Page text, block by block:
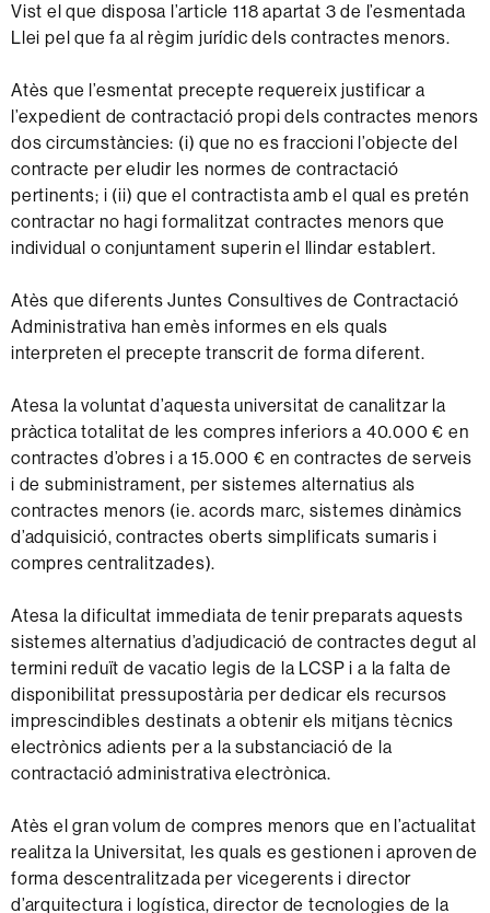
Vist el que disposa l’article 118 apartat 3 de l’esmentada
Llei pel que fa al règim jurídic dels contractes menors.
Atès que l’esmentat precepte requereix justificar a
l’expedient de contractació propi dels contractes menors
dos circumstàncies: (i) que no es fraccioni l’objecte del
contracte per eludir les normes de contractació
pertinents; i (ii) que el contractista amb el qual es pretén
contractar no hagi formalitzat contractes menors que
individual o conjuntament superin el llindar establert.
Atès que diferents Juntes Consultives de Contractació
Administrativa han emès informes en els quals
interpreten el precepte transcrit de forma diferent.
Atesa la voluntat d’aquesta universitat de canalitzar la
pràctica totalitat de les compres inferiors a 40.000 € en
contractes d’obres i a 15.000 € en contractes de serveis
i de subministrament, per sistemes alternatius als
contractes menors (ie. acords marc, sistemes dinàmics
d’adquisició, contractes oberts simplificats sumaris i
compres centralitzades).
Atesa la dificultat immediata de tenir preparats aquests
sistemes alternatius d’adjudicació de contractes degut al
termini reduït de vacatio legis de la LCSP i a la falta de
disponibilitat pressupostària per dedicar els recursos
imprescindibles destinats a obtenir els mitjans tècnics
electrònics adients per a la substanciació de la
contractació administrativa electrònica.
Atès el gran volum de compres menors que en l’actualitat
realitza la Universitat, les quals es gestionen i aproven de
forma descentralitzada per vicegerents i director
d’arquitectura i logística, director de tecnologies de la